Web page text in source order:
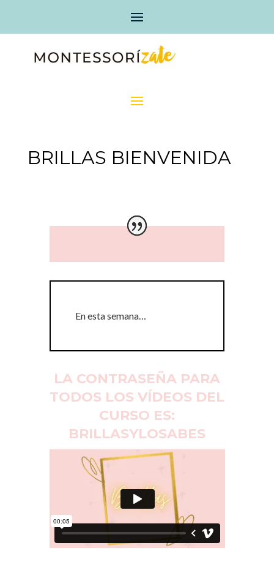
BRILLAS BIENVENIDA
En esta semana…
LA CONTRASEÑA PARA
TODOS LOS VÍDEOS DEL
CURSO ES:
BRILLASYLOSABES